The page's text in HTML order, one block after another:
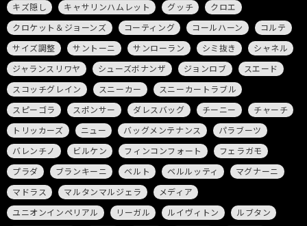
キズ隠し
キャサリンハムレット グッチ
クロエ
クロケット＆ジョーンズ
コーティング コールハーン
コルテ
サイズ調整
サントーニ サンローラン シミ抜き
シャネル
ジャランスリワヤ
シューズボナンザ ジョンロブ
スエード
スコッチグレイン
スニーカー
スニーカートラブル
スピーゴラ
スポンサー ダレスバッグ チーニー
チャーチ
トリッカーズ
ニュー バッグメンテナンス
パラブーツ
バレンチノ
ビルケン フィンコンフォート
フェラガモ
プラダ
ブランキーニ ベルト ベルルッティ
マグナーニ
マドラス
マルタンマルジェラ
メディア
ユニオンインペリアル
リーガル ルイヴィトン
ルブタン